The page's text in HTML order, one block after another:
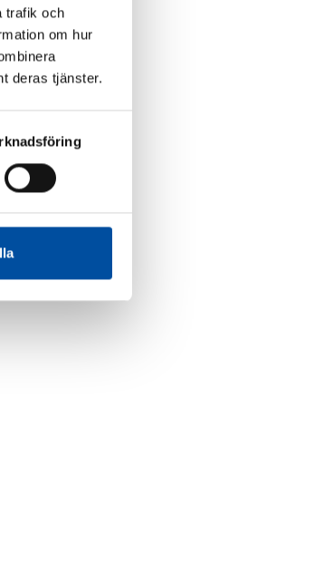
trafik och
om hur
deras tjänster.